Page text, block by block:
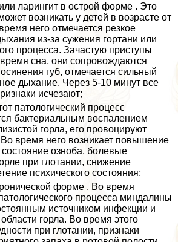
ларингит в острой форме . Это
возникать у детей в возрасте от
него отмечается резкое
из-за сужения гортани или
процесса. Зачастую приступы
сна, они сопровождаются
губ, отмечается сильный
дыхание. Через 5-10 минут все
исчезают;
патологический процесс
бактериальным воспалением
горла, его провоцируют
Во время него возникает повышение
озноба, болевые
при глотании, снижение
психического состояния;
форме . Во время
процесса миндалины
источником инфекции и
горла. Во время этого
при глотании, признаки